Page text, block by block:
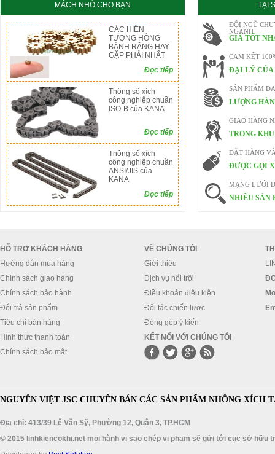
MÁCH NHỎ CHO BẠN
CÁC HIỆN
TƯỢNG HỎNG
BÁNH RĂNG HAY
GẶP PHẢI NHẤT
Đọc tiếp
Thông số xích
công nghiệp chuần
ISO-B của KANA
Đọc tiếp
Thông số xích
công nghiệp chuần
ANSI/JIS của
KANA
Đọc tiếp
TẠI
ĐỘI NGŨ
NGÀNH
GIÁ TỐT
CAM KẾT
ĐẠI LÝ CỦA
SẢN PHẨM
LƯỢNG
GIAO HÀNG
TRONG
ĐẶT HÀNG
ĐƯỢC GỌI
MẠNG LƯỚI
NHIỀU SẢN
HỖ TRỢ KHÁCH HÀNG
Hướng dẫn mua hàng
Chính sách giao hàng
Chính sách bảo hành
Đổi-trả sản phẩm
Tiêu chí bán hàng
Hình thức thanh toán
Chính sách bảo mật
VỀ CHÚNG TÔI
Giới thiệu
Dịch vụ nổi trội
Điều khoản điều kiện
Đối tác chiến lược
Đóng góp ý kiến
KẾT NỐI VỚI CHÚNG TÔI
NGUYÊN VIỆT JSC CHUYÊN BÁN CÁC SẢN PHẨM NHÔNG XÍCH
Địa chỉ: 413/39 Lê Văn Sỹ, Phường 12, Quận 3, TP.HCM
© 2015 linhkiencokhi.net mọi hành vi sao chép vi phạm sẽ gửi tới cục sở hữu